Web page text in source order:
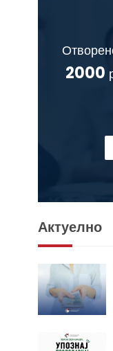
2000
Актуелно